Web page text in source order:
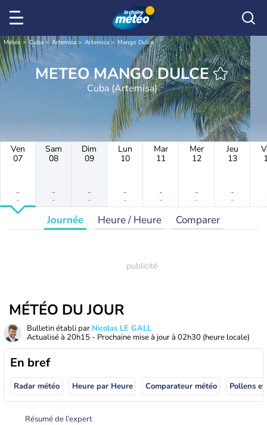
Météo Cuba Artemisa Artemisa Mango Dulce
METEO MANGO DULCE
Cuba (Artemisa)
Ven
07
-
-
Sam
08
-
-
Dim
09
-
-
Lun
10
-
-
Mar
11
-
-
Mer
12
-
-
Jeu
13
-
-
Journée Heure / Heure Comparer
MÉTÉO DU JOUR
Bulletin établi par Nicolas LE GALL
Actualisé à 20h15 - Prochaine mise à jour à 02h30 (heure locale)
En bref
Radar météo Heure par Heure Comparateur météo Pollens
Résumé de l’expert